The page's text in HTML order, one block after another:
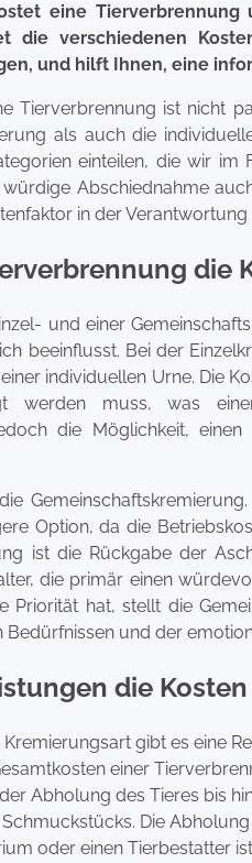
eine
die verschiedenen
und hilft Ihnen, eine
Tierverbrennung ist nicht
als auch die
einteilen, die wir
Abschiednahme
in der
die
und einer
beeinflusst. Bei der
individuellen Urne. Die
werden muss, was
die Möglichkeit,
Option, da die
ist die Rückgabe der
die primär einen
Priorität hat, stellt die
und der
die
gibt es eine
einer
Abholung des Tieres bis
Die
oder einen Tierbestatter